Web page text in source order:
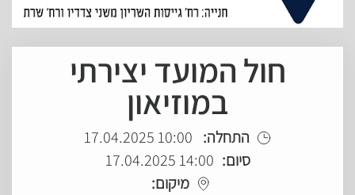
חול המועד יצירתי
במוזיאון
התחלה: 10:00 17.04.2025
סיום: 14:00 17.04.2025
מיקום: